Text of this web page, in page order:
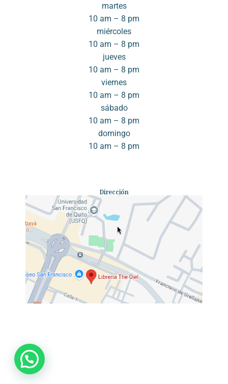
martes
10 am – 8 pm
miércoles
10 am – 8 pm
jueves
10 am – 8 pm
viernes
10 am – 8 pm
sábado
10 am – 8 pm
domingo
10 am – 8 pm
Dirección